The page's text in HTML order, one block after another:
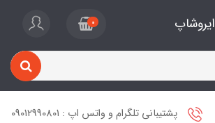
ایروشاپ 0
پشتیبانی تلگرام و واتس اپ : 09012990801